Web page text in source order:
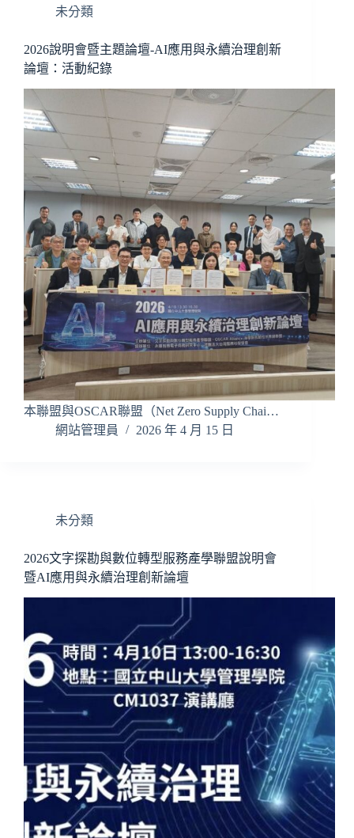
未分類
2026說明會暨主題論壇-AI應用與永續治理創新
論壇：活動紀錄
本聯盟與OSCAR聯盟（Net Zero Supply Chai…
網站管理員
2026 年 4 月 15 日
未分類
2026文字探勘與數位轉型服務產學聯盟說明會
暨AI應用與永續治理創新論壇